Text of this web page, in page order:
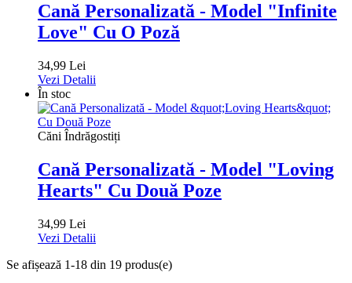
Cană Personalizată - Model "Infinite
Love" Cu O Poză
34,99 Lei
Vezi Detalii
În stoc
Căni Îndrăgostiți
Cană Personalizată - Model "Loving
Hearts" Cu Două Poze
34,99 Lei
Vezi Detalii
Se afișează 1-18 din 19 produs(e)